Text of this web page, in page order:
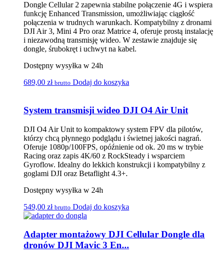
Dongle Cellular 2 zapewnia stabilne połączenie 4G i wspiera
funkcję Enhanced Transmission, umożliwiając ciągłość
połączenia w trudnych warunkach. Kompatybilny z dronami
DJI Air 3, Mini 4 Pro oraz Matrice 4, oferuje prostą instalację
i niezawodną transmisję wideo. W zestawie znajduje się
dongle, śrubokręt i uchwyt na kabel.
Dostępny wysyłka w 24h
689,00 zł brutto Dodaj do koszyka
System transmisji wideo DJI O4 Air Unit
DJI O4 Air Unit to kompaktowy system FPV dla pilotów,
którzy chcą płynnego podglądu i świetnej jakości nagrań.
Oferuje 1080p/100FPS, opóźnienie od ok. 20 ms w trybie
Racing oraz zapis 4K/60 z RockSteady i wsparciem
Gyroflow. Idealny do lekkich konstrukcji i kompatybilny z
goglami DJI oraz Betaflight 4.3+.
Dostępny wysyłka w 24h
549,00 zł brutto Dodaj do koszyka
Adapter montażowy DJI Cellular Dongle dla
dronów DJI Mavic 3 En...